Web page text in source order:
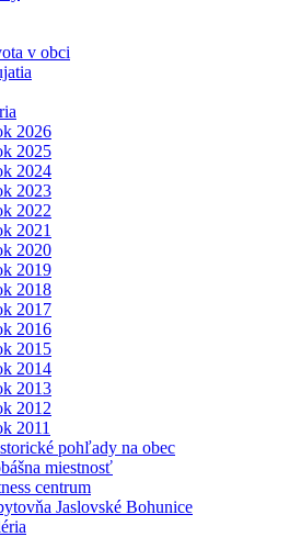
v obci
2026
2025
2024
2023
2022
2021
2020
2019
2018
2017
2016
2015
2014
2013
2012
2011
pohľady na obec
miestnosť
centrum
Jaslovské Bohunice